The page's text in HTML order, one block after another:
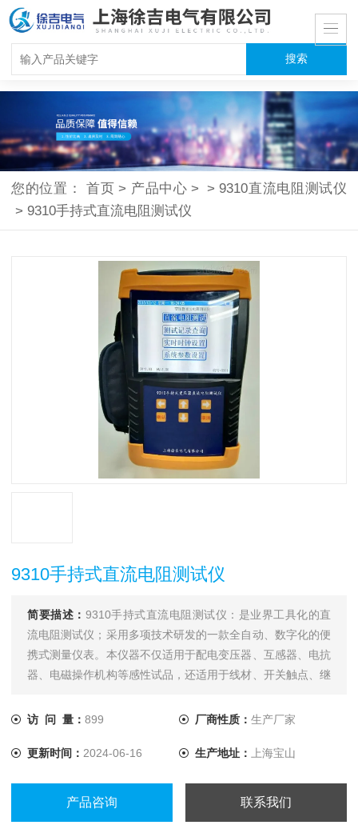
您的位置： 首页 > 产品中心 > > 9310直流电阻测试仪
> 9310手持式直流电阻测试仪
9310手持式直流电阻测试仪
简要描述： 9310手持式直流电阻测试仪：是业界工具化的直
流电阻测试仪；采用多项技术研发的一款全自动、数字化的便
携式测量仪表。本仪器不仅适用于配电变压器、互感器、电抗
器、电磁操作机构等感性试品，还适用于线材、开关触点、继
由于低压线圈采用铜箔绕制，电阻值极低，对此本仪器将电流
访 问 量： 899 厂商性质： 生产厂家
更新时间： 2024-06-16 生产地址： 上海宝山
产品咨询 联系我们